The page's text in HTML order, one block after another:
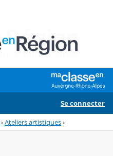
Se connecter
›Ateliers artistiques›